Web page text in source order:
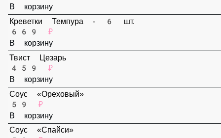
Стрипсы куринные
339 ₽
В корзину
Креветки Темпура - 6 шт.
669 ₽
В корзину
Твист Цезарь
459 ₽
В корзину